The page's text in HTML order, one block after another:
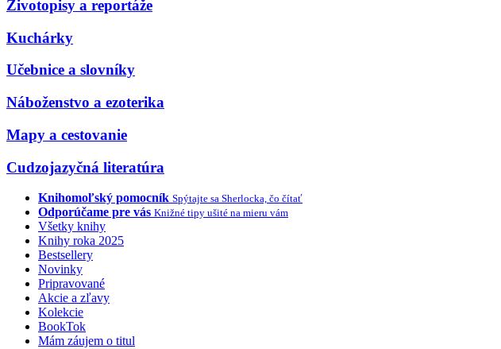
Životopisy a reportáže
Kuchárky
Učebnice a slovníky
Náboženstvo a ezoterika
Mapy a cestovanie
Cudzojazyčná literatúra
Knihomoľský pomocník Spýtajte sa Sherlocka, čo čítať
Odporúčame pre vás Knižné tipy ušité na mieru vám
Všetky knihy
Knihy roka 2025
Bestsellery
Novinky
Pripravované
Akcie a zľavy
Kolekcie
BookTok
Mám záujem o titul